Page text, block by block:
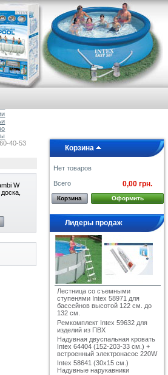
40-53
W
Корзина
Нет товаров
Всего 0,00 грн.
Корзина Оформить
Лидеры продаж
Лестница со съемными
ступенями Intex 58971 для
бассейнов высотой 122 см. до
132 см.
Ремкомплект Intex 59632 для
изделий из ПВХ
Надувная двуспальная кровать
Intex 64404 (152-203-33 см.) +
встроенный электронасос 220W
Intex 58641 (30x15 см.)
Надувные нарукавники